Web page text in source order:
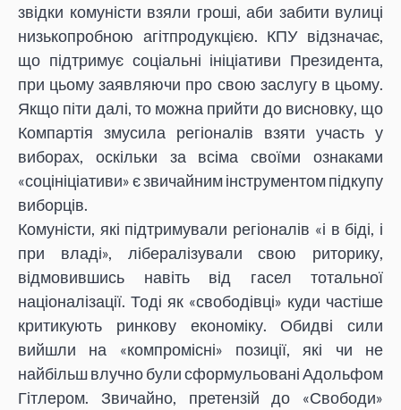
звідки комуністи взяли гроші, аби забити вулиці
низькопробною агітпродукцією. КПУ відзначає,
що підтримує соціальні ініціативи Президента,
при цьому заявляючи про свою заслугу в цьому.
Якщо піти далі, то можна прийти до висновку, що
Компартія змусила регіоналів взяти участь у
виборах, оскільки за всіма своїми ознаками
«соцініціативи» є звичайним інструментом підкупу
виборців.
Комуністи, які підтримували регіоналів «і в біді, і
при владі», лібералізували свою риторику,
відмовившись навіть від гасел тотальної
націоналізації. Тоді як «свободівці» куди частіше
критикують ринкову економіку. Обидві сили
вийшли на «компромісні» позиції, які чи не
найбільш влучно були сформульовані Адольфом
Гітлером. Звичайно, претензій до «Свободи»